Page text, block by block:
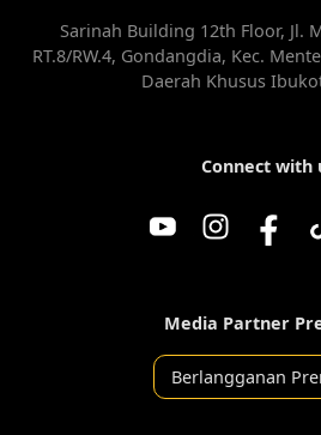
Sarinah Building 12th Floor, Jl.
RT.8/RW.4, Gondangdia, Kec.
Daerah Khusus
Connect with
Media Partner
Berlangganan